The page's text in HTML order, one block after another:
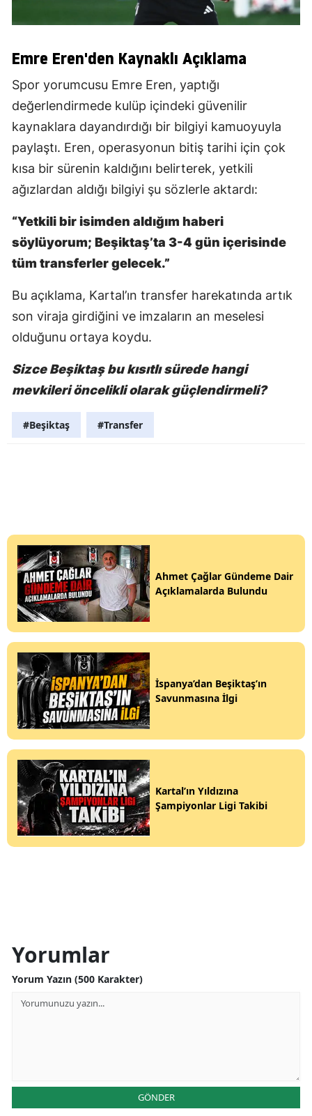
Emre Eren'den Kaynaklı Açıklama
Spor yorumcusu Emre Eren, yaptığı
değerlendirmede kulüp içindeki güvenilir
kaynaklara dayandırdığı bir bilgiyi kamuoyuyla
paylaştı. Eren, operasyonun bitiş tarihi için çok
kısa bir sürenin kaldığını belirterek, yetkili
ağızlardan aldığı bilgiyi şu sözlerle aktardı:
“Yetkili bir isimden aldığım haberi
söylüyorum; Beşiktaş’ta 3-4 gün içerisinde
tüm transferler gelecek.”
Bu açıklama, Kartal’ın transfer harekatında artık
son viraja girdiğini ve imzaların an meselesi
olduğunu ortaya koydu.
Sizce Beşiktaş bu kısıtlı sürede hangi
mevkileri öncelikli olarak güçlendirmeli?
#Beşiktaş #Transfer
Ahmet Çağlar Gündeme Dair
Açıklamalarda Bulundu
İspanya’dan Beşiktaş’ın
Savunmasına İlgi
Kartal’ın Yıldızına
Şampiyonlar Ligi Takibi
Yorumlar
Yorum Yazın (500 Karakter)
GÖNDER